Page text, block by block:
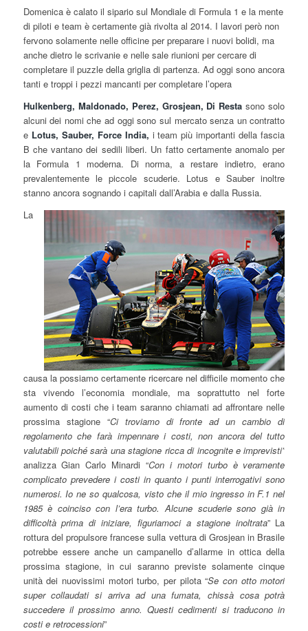
Domenica è calato il sipario sul Mondiale di Formula 1 e la mente
di piloti e team è certamente già rivolta al 2014. I lavori però non
fervono solamente nelle officine per preparare i nuovi bolidi, ma
anche dietro le scrivanie e nelle sale riunioni per cercare di
completare il puzzle della griglia di partenza. Ad oggi sono ancora
tanti e troppi i pezzi mancanti per completare l’opera
Hulkenberg, Maldonado, Perez, Grosjean, Di Resta sono solo
alcuni dei nomi che ad oggi sono sul mercato senza un contratto
e Lotus, Sauber, Force India, i team più importanti della fascia
B che vantano dei sedili liberi. Un fatto certamente anomalo per
la Formula 1 moderna. Di norma, a restare indietro, erano
prevalentemente le piccole scuderie. Lotus e Sauber inoltre
stanno ancora sognando i capitali dall’Arabia e dalla Russia.
La
causa la possiamo certamente ricercare nel difficile momento che
sta vivendo l’economia mondiale, ma soprattutto nel forte
aumento di costi che i team saranno chiamati ad affrontare nelle
prossima stagione “Ci troviamo di fronte ad un cambio di
regolamento che farà impennare i costi, non ancora del tutto
valutabili poiché sarà una stagione ricca di incognite e imprevisti”
analizza Gian Carlo Minardi “Con i motori turbo è veramente
complicato prevedere i costi in quanto i punti interrogativi sono
numerosi. Io ne so qualcosa, visto che il mio ingresso in F.1 nel
1985 è coinciso con l’era turbo. Alcune scuderie sono già in
difficoltà prima di iniziare, figuriamoci a stagione inoltrata” La
rottura del propulsore francese sulla vettura di Grosjean in Brasile
potrebbe essere anche un campanello d’allarme in ottica della
prossima stagione, in cui saranno previste solamente cinque
unità dei nuovissimi motori turbo, per pilota “Se con otto motori
super collaudati si arriva ad una fumata, chissà cosa potrà
succedere il prossimo anno. Questi cedimenti si traducono in
costi e retrocessioni”